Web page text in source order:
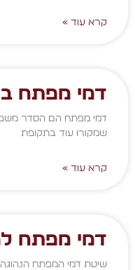
קרא עוד »
דמי מפתח
דמי מפתח הם הסדר
שמקורו עוד בתקופת
קרא עוד »
דמי מפתח
שיטת דמי המפתח